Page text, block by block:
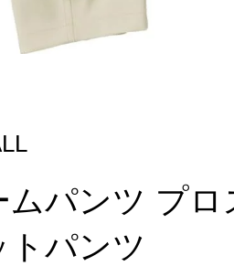
ムパンツ プ
トパンツ